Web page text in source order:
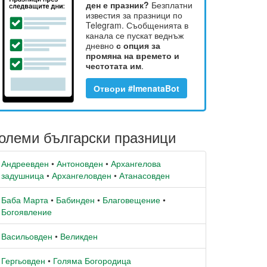
ден е празник? Безплатни
известия за празници по
Telegram. Съобщенията в
канала се пускат веднъж
дневно с опция за
промяна на времето и
честотата им.
Отвори #ImenataBot
български празници
Андреевден • Антоновден • Архангелова
задушница • Архангеловден • Атанасовден
Баба Марта • Бабинден • Благовещение •
Богоявление
Васильовден • Великден
Гергьовден • Голяма Богородица